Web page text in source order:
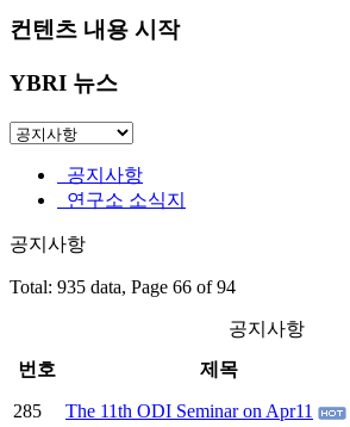
컨텐츠 내용 시작
YBRI 뉴스
공지사항
연구소 소식지
공지사항
Total: 935 data, Page 66 of 94
공지사항
번호
제목
285
The 11th ODI Seminar on Apr11